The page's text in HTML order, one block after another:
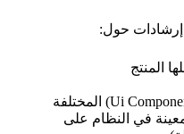
إرشادات حول:
المنتج
في النظام على